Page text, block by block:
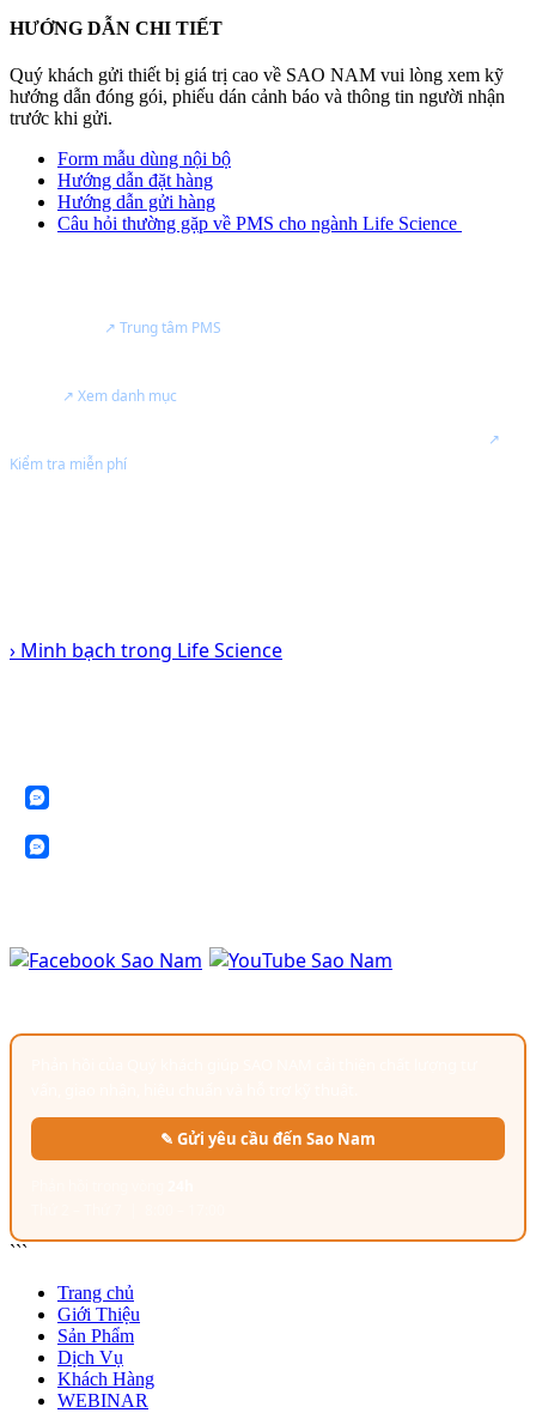
HƯỚNG DẪN CHI TIẾT
Quý khách gửi thiết bị giá trị cao về SAO NAM vui lòng xem kỹ
hướng dẫn đóng gói, phiếu dán cảnh báo và thông tin người nhận
trước khi gửi.
Form mẫu dùng nội bộ
Hướng dẫn đặt hàng
Hướng dẫn gửi hàng
Câu hỏi thường gặp về PMS cho ngành Life Science
↗ Trung tâm PMS
↗ Xem danh mục
↗
Kiểm tra miễn phí
› Minh bạch trong Life Science
✎ Gửi yêu cầu đến Sao Nam
```
Trang chủ
Giới Thiệu
Sản Phẩm
Dịch Vụ
Khách Hàng
WEBINAR